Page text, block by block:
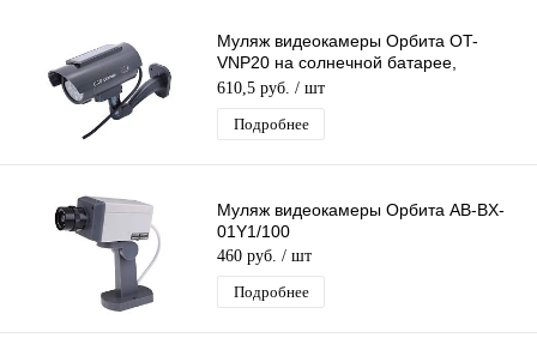
Муляж видеокамеры Орбита OT-
VNP20 на солнечной батарее,
черный, пластик, красный мигающий
светодиод
610,5 руб. / шт
Подробнее
Муляж видеокамеры Орбита AB-BX-
01Y1/100
460 руб. / шт
Подробнее